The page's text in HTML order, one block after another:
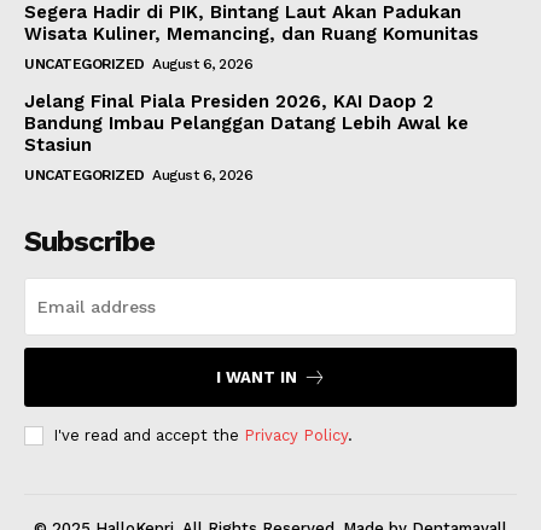
Segera Hadir di PIK, Bintang Laut Akan Padukan
Wisata Kuliner, Memancing, dan Ruang Komunitas
UNCATEGORIZED August 6, 2026
Jelang Final Piala Presiden 2026, KAI Daop 2
Bandung Imbau Pelanggan Datang Lebih Awal ke
Stasiun
UNCATEGORIZED August 6, 2026
Subscribe
I WANT IN
I've read and accept the Privacy Policy.